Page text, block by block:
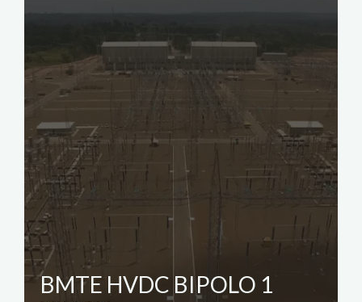
BMTE HVDC BIPOLO 1